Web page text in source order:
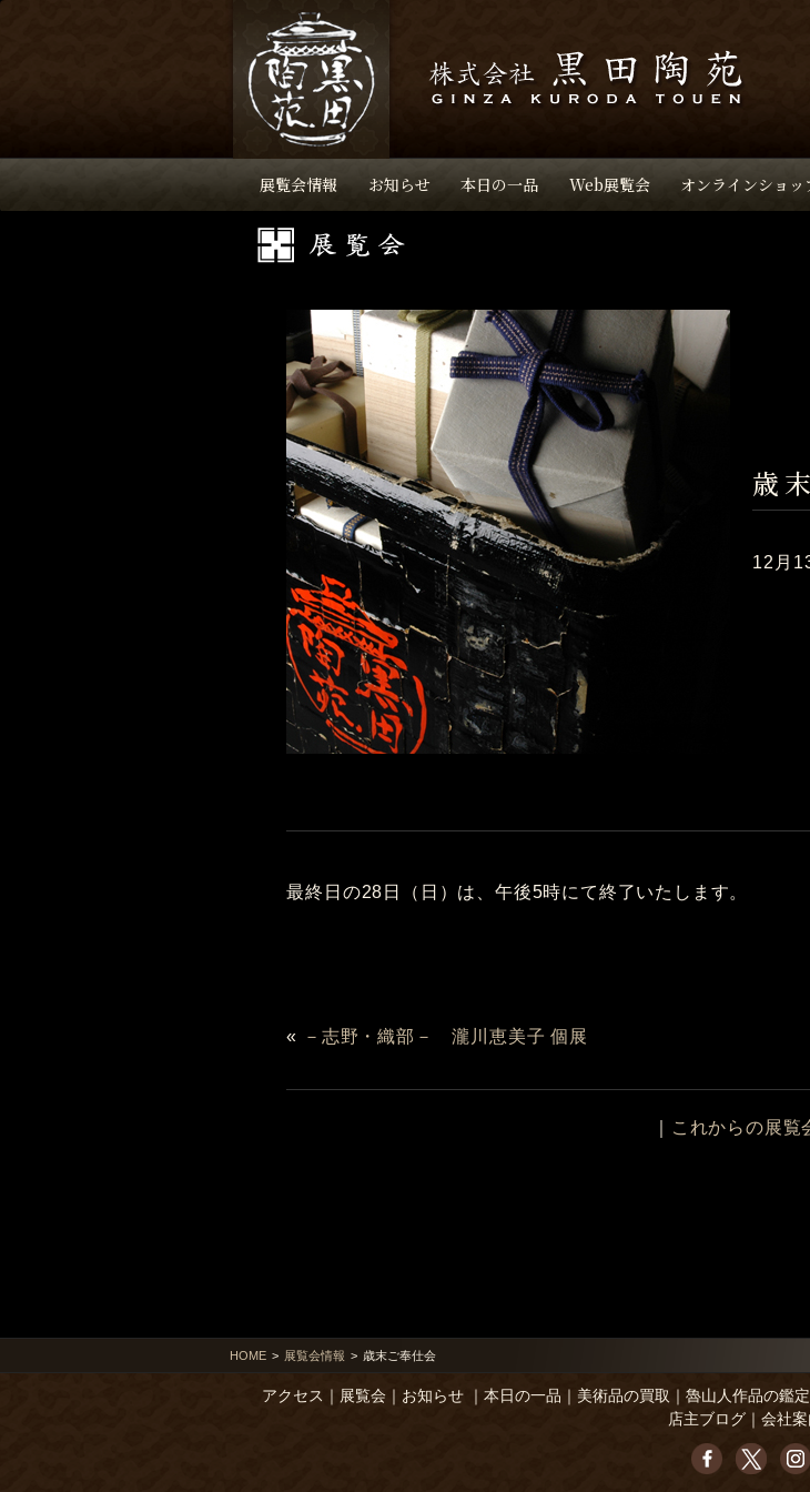
展覧会情報 お知らせ 本日の一品 Web展覧会 オンラインショッ
歳
12月
最終日の28日（日）は、午後5時にて終了いたします。
« －志野・織部－ 瀧川恵美子 個展
これからの展覧
HOME > 展覧会情報 > 歳末ご奉仕会
アクセス 展覧会｜ お知らせ｜ 本日の一品 美術品の買取 魯山人作品の鑑定
店主ブログ
会社案